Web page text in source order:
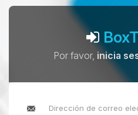
Por favor, inicia